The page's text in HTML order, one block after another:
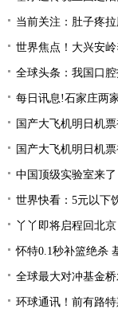
当前关注：肚子疼
世界焦点！大兴安岭养
全球头条：我国口腔
每日讯息!石家庄两
国产大飞机明日机
国产大飞机明日机
中国顶级实验室来
世界快看：5元以下
丫丫即将启程回北
怀特0.1秒补篮绝杀
全球最大对冲基金桥水：
环球通讯！前有路